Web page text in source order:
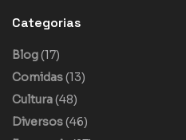
Categorias
Blog(17)
Comidas(13)
Cultura(48)
Diversos(46)